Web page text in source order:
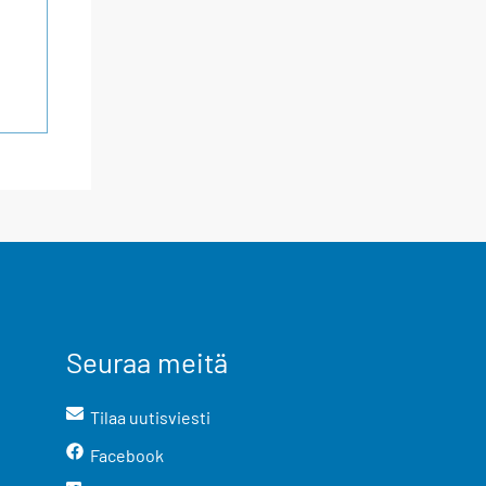
Seuraa meitä
Tilaa uutisviesti
Facebook